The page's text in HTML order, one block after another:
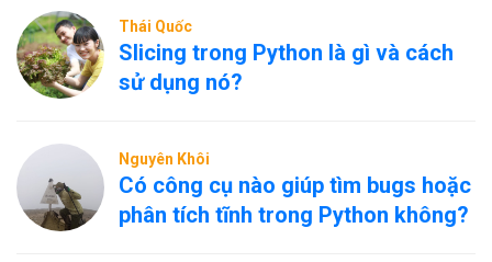
Thái Quốc
Slicing trong Python là gì và cách
sử dụng nó?
Nguyên Khôi
Có công cụ nào giúp tìm bugs hoặc
phân tích tĩnh trong Python không?